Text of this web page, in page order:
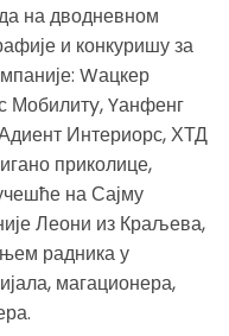
на дводневном
и конкуришу за
Wацкер
Мобилитy, Yанфенг
Интериорс, ХТД
приколице,
на Сајму
Леони из Краљева,
радника у
магационера,